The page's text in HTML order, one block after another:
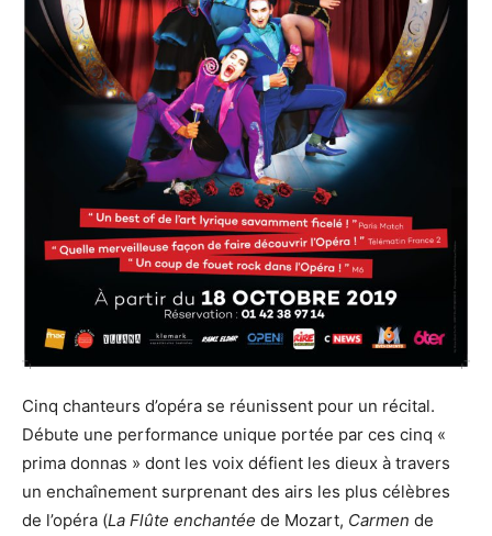
Cinq chanteurs d’opéra se réunissent pour un récital.
Débute une performance unique portée par ces cinq «
prima donnas » dont les voix défient les dieux à travers
un enchaînement surprenant des airs les plus célèbres
de l’opéra (La Flûte enchantée de Mozart, Carmen de